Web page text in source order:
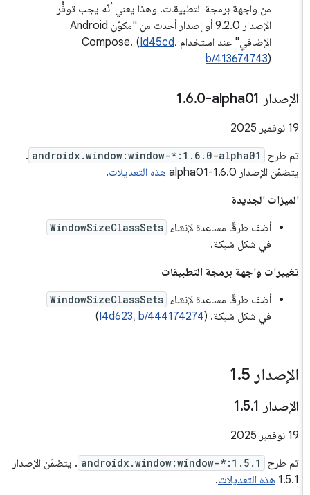
من واجهة برمجة التطبيقات. وهذا يعني أنّه يجب توفُّر
الإصدار 9.2.0 أو إصدار أحدث من "مكوّن Android
الإضافي" عند استخدام Compose. ( Id45cd،
b/413674743
الإصدار ‎1 .6.0-alpha01
‫19 نوفمبر 2025
تم طرح androidx.window:window-*:1.6.0-alpha01
.
يتضمّن الإصدار 1.6.0-alpha01
هذه التعديلات.
الميزات الجديدة
أضِف طرقًا مساعِدة لإنشاء
WindowSizeClassSets
في شكل شبكة.
تغييرات واجهة برمجة التطبيقات
أضِف طرقًا مساعِدة لإنشاء
WindowSizeClassSets
في شكل شبكة. ( I4d623،b/444174274
)
الإصدار 1 .5
الإصدار 1 .5. 1
‫19 نوفمبر 2025
تم طرح androidx.window:window-*:1.5.1 . يتضمّن الإصدار
1.5.1 هذه التعديلات.